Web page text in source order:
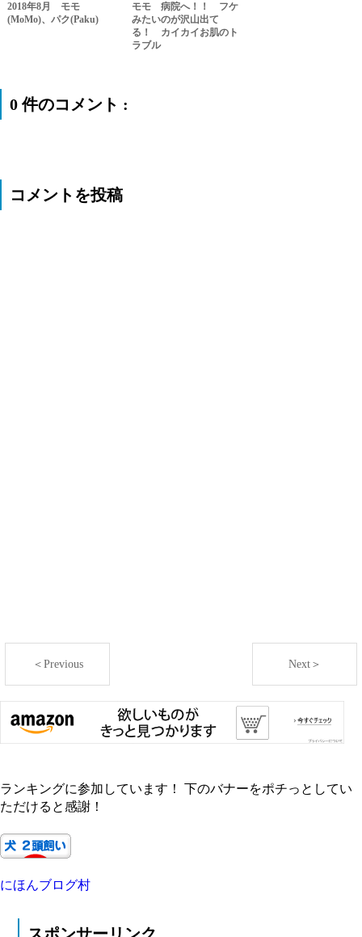
2018年8月 モモ
(MoMo)、パク(Paku)
モモ 病院へ！！ フケ
みたいのが沢山出て
る！ カイカイお肌のト
ラブル
0 件のコメント :
コメントを投稿
＜Previous Next＞
ランキングに参加しています！ 下のバナーをポチっとしてい
ただけると感謝！
にほんブログ村